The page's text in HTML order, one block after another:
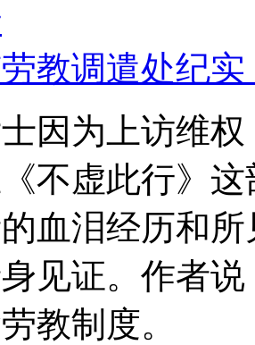
教调遣处纪实
因为上访维
不虚此行》
血泪经历和
见证。作者
教制度。